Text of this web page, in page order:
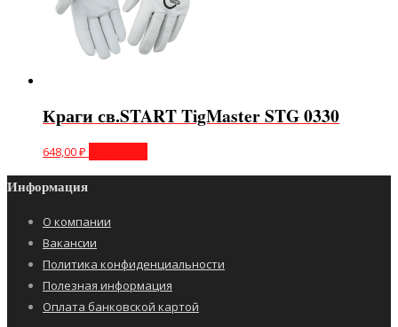
Краги св.START TigMaster STG 0330
648,00₽
Информация
О компании
Вакансии
Политика конфиденциальности
Полезная информация
Оплата банковской картой